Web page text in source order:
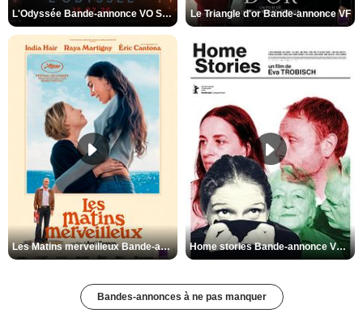
L'Odyssée Bande-annonce VO STFR Le Triangle d'or Bande-annonce VF
Les Matins merveilleux Bande-annonce VF Home stories Bande-annonce VO STFR
Bandes-annonces à ne pas manquer